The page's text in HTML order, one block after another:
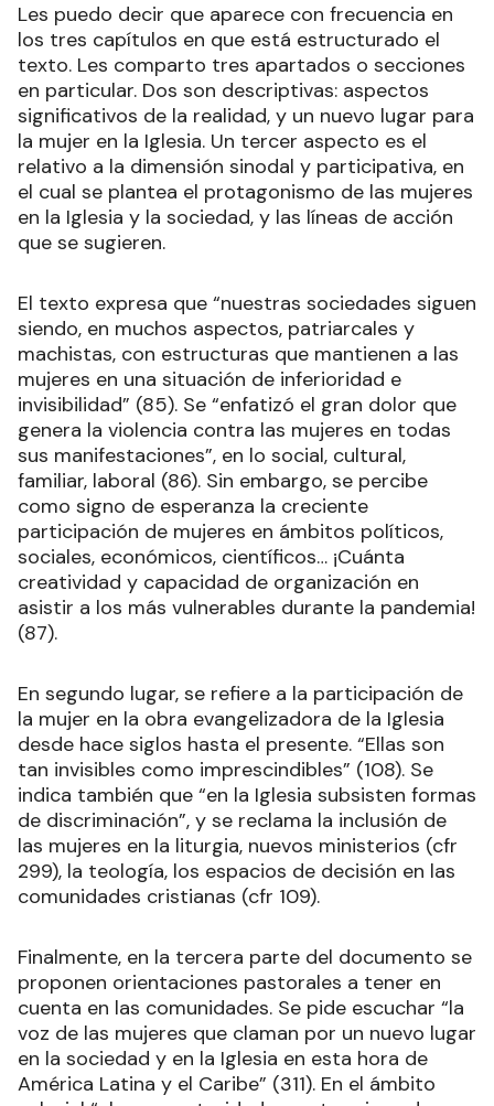
Les puedo decir que aparece con frecuencia en
los tres capítulos en que está estructurado el
texto. Les comparto tres apartados o secciones
en particular. Dos son descriptivas: aspectos
significativos de la realidad, y un nuevo lugar para
la mujer en la Iglesia. Un tercer aspecto es el
relativo a la dimensión sinodal y participativa, en
el cual se plantea el protagonismo de las mujeres
en la Iglesia y la sociedad, y las líneas de acción
que se sugieren.
El texto expresa que “nuestras sociedades siguen
siendo, en muchos aspectos, patriarcales y
machistas, con estructuras que mantienen a las
mujeres en una situación de inferioridad e
invisibilidad” (85). Se “enfatizó el gran dolor que
genera la violencia contra las mujeres en todas
sus manifestaciones”, en lo social, cultural,
familiar, laboral (86). Sin embargo, se percibe
como signo de esperanza la creciente
participación de mujeres en ámbitos políticos,
sociales, económicos, científicos… ¡Cuánta
creatividad y capacidad de organización en
asistir a los más vulnerables durante la pandemia!
(87).
En segundo lugar, se refiere a la participación de
la mujer en la obra evangelizadora de la Iglesia
desde hace siglos hasta el presente. “Ellas son
tan invisibles como imprescindibles” (108). Se
indica también que “en la Iglesia subsisten formas
de discriminación”, y se reclama la inclusión de
las mujeres en la liturgia, nuevos ministerios (cfr
299), la teología, los espacios de decisión en las
comunidades cristianas (cfr 109).
Finalmente, en la tercera parte del documento se
proponen orientaciones pastorales a tener en
cuenta en las comunidades. Se pide escuchar “la
voz de las mujeres que claman por un nuevo lugar
en la sociedad y en la Iglesia en esta hora de
América Latina y el Caribe” (311). En el ámbito